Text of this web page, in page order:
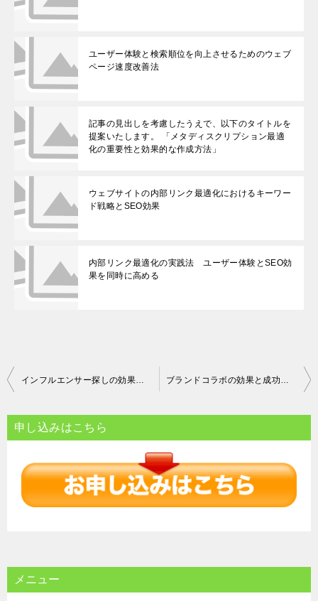
ユーザー体験と検索順位を向上させるためのウェブ
ページ速度改善法
記事の見出しを考慮したうえで、以下のタイトルを
提案いたします。 「メタディスクリプション最適
化の重要性と効果的な作成方法」
ウェブサイトの内部リンク最適化におけるキーワー
ド戦略とSEO効果
内部リンク最適化の実践法 ユーザー体験とSEO効
果を同時に高める
投
ナ
インフルエンサー探しの効果的な手法とツール ブランドコラボの効果と成功のポイント
申し込みはこちら
メニュー